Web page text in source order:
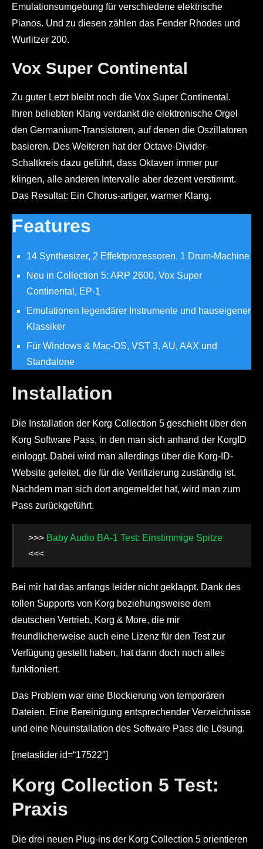
Emulationsumgebung für verschiedene elektrische
Pianos. Und zu diesen zählen das Fender Rhodes und
Wurlitzer 200.
Vox Super Continental
Zu guter Letzt bleibt noch die Vox Super Continental.
Ihren beliebten Klang verdankt die elektronische Orgel
den Germanium-Transistoren, auf denen die Oszillatoren
basieren. Des Weiteren hat der Octave-Divider-
Schaltkreis dazu geführt, dass Oktaven immer pur
klingen, alle anderen Intervalle aber dezent verstimmt.
Das Resultat: Ein Chorus-artiger, warmer Klang.
Features
14 Synthesizer, 2 Effektprozessoren, 1 Drum-Machine
Neu in Collection 5: ARP 2600, Vox Super
Continental, EP-1
Emulationen legendärer Instrumente und hauseigener
Klassiker
Für Windows & Mac-OS, VST 3, AU, AAX und
Standalone
Installation
Die Installation der Korg Collection 5 geschieht über den
Korg Software Pass, in den man sich anhand der KorgID
einloggt. Dabei wird man allerdings über die Korg-ID-
Website geleitet, die für die Verifizierung zuständig ist.
Nachdem man sich dort angemeldet hat, wird man zum
Pass zurückgeführt.
>>> Baby Audio BA-1 Test: Einstimmige Spitze
<<<
Bei mir hat das anfangs leider nicht geklappt. Dank des
tollen Supports von Korg beziehungsweise dem
deutschen Vertrieb, Korg & More, die mir
freundlicherweise auch eine Lizenz für den Test zur
Verfügung gestellt haben, hat dann doch noch alles
funktioniert.
Das Problem war eine Blockierung von temporären
Dateien. Eine Bereinigung entsprechender Verzeichnisse
und eine Neuinstallation des Software Pass die Lösung.
[metaslider id=“17522″]
Korg Collection 5 Test:
Praxis
Die drei neuen Plug-ins der Korg Collection 5 orientieren